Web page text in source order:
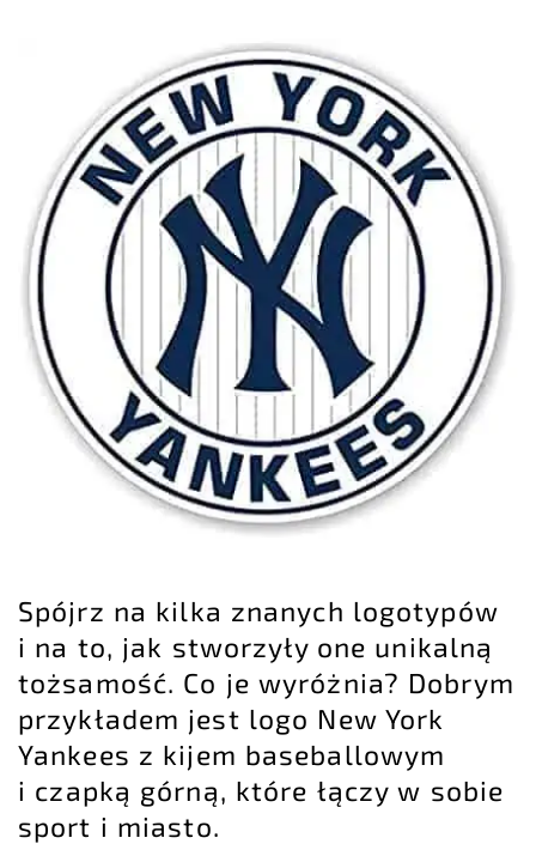
Spójrz na kilka znanych logotypów
i na to, jak stworzyły one unikalną
tożsamość. Co je wyróżnia? Dobrym
przykładem jest logo New York
Yankees z kijem baseballowym
i czapką górną, które łączy w sobie
sport i miasto.